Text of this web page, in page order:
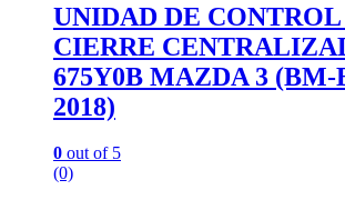
UNIDAD DE
CIERRE
675Y0B MAZDA 3 (BM-
2018)
0 out of 5
(0)